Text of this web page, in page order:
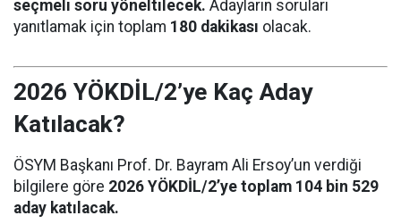
seçmeli soru yöneltilecek. Adayların soruları
yanıtlamak için toplam 180 dakikası olacak.
2026 YÖKDİL/2’ye Kaç Aday
Katılacak?
ÖSYM Başkanı Prof. Dr. Bayram Ali Ersoy’un verdiği
bilgilere göre 2026 YÖKDİL/2’ye toplam 104 bin 529
aday katılacak.